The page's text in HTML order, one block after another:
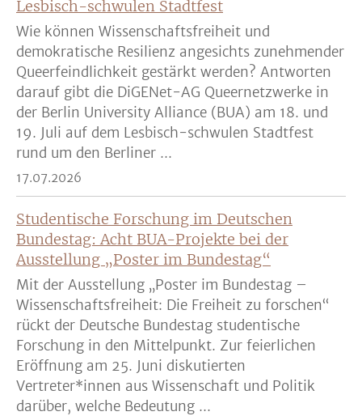
Lesbisch-schwulen Stadtfest
Wie können Wissenschaftsfreiheit und
demokratische Resilienz angesichts zunehmender
Queerfeindlichkeit gestärkt werden? Antworten
darauf gibt die DiGENet-AG Queernetzwerke in
der Berlin University Alliance (BUA) am 18. und
19. Juli auf dem Lesbisch-schwulen Stadtfest
rund um den Berliner ...
17.07.2026
Studentische Forschung im Deutschen
Bundestag: Acht BUA-Projekte bei der
Ausstellung „Poster im Bundestag“
Mit der Ausstellung „Poster im Bundestag –
Wissenschaftsfreiheit: Die Freiheit zu forschen“
rückt der Deutsche Bundestag studentische
Forschung in den Mittelpunkt. Zur feierlichen
Eröffnung am 25. Juni diskutierten
Vertreter*innen aus Wissenschaft und Politik
darüber, welche Bedeutung ...